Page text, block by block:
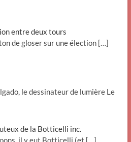
entre deux tours
de gloser sur une élection […]
le dessinateur de lumière Le
de la Botticelli inc.
il y eut Botticelli (et […]